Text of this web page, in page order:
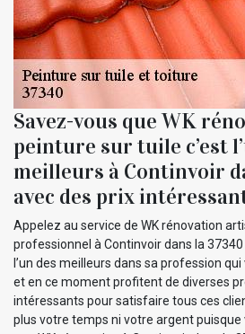
Savez-vous que WK
peinture sur tuile c’est
meilleurs à Continvoir
avec des prix
Appelez au service de WK rénovation
professionnel à Continvoir dans la
l’un des meilleurs dans sa profession
et en ce moment profitent de diverses
intéressants pour satisfaire tous ces
plus votre temps ni votre argent